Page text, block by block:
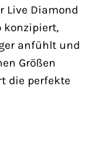
Live Diamond
konzipiert,
anfühlt und
Größen
die perfekte